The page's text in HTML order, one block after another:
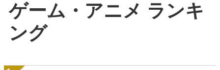
ゲーム・アニメ ランキ
ング